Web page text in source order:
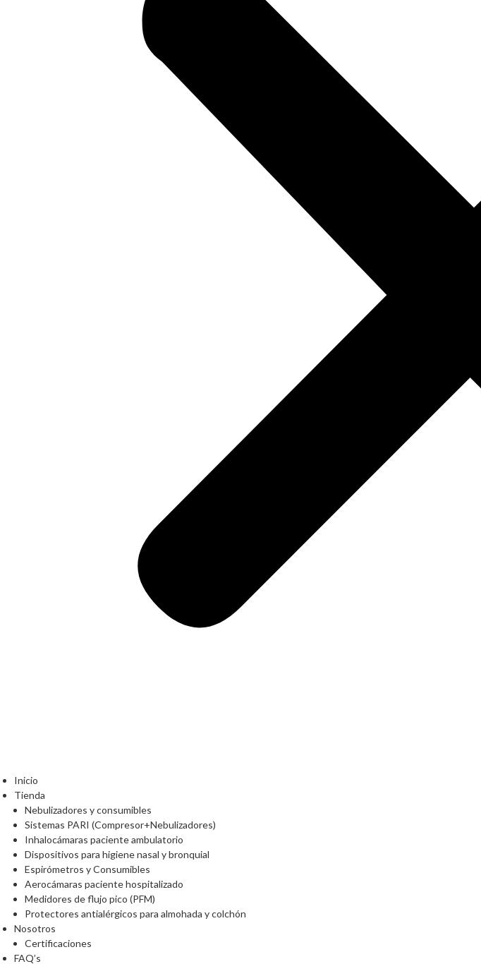
Inicio
Tienda
Nebulizadores y consumibles
Sistemas PARI (Compresor+Nebulizadores)
Inhalocámaras paciente ambulatorio
Dispositivos para higiene nasal y bronquial
Espirómetros y Consumibles
Aerocámaras paciente hospitalizado
Medidores de flujo pico (PFM)
Protectores antialérgicos para almohada y colchón
Nosotros
Certificaciones
FAQ’s